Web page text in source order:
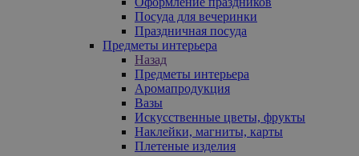
Посуда для вечеринки
Праздничная посуда
Предметы интерьера
Назад
Предметы интерьера
Аромапродукция
Вазы
Искусственные цветы, фрукты
Наклейки, магниты, карты
Плетеные изделия